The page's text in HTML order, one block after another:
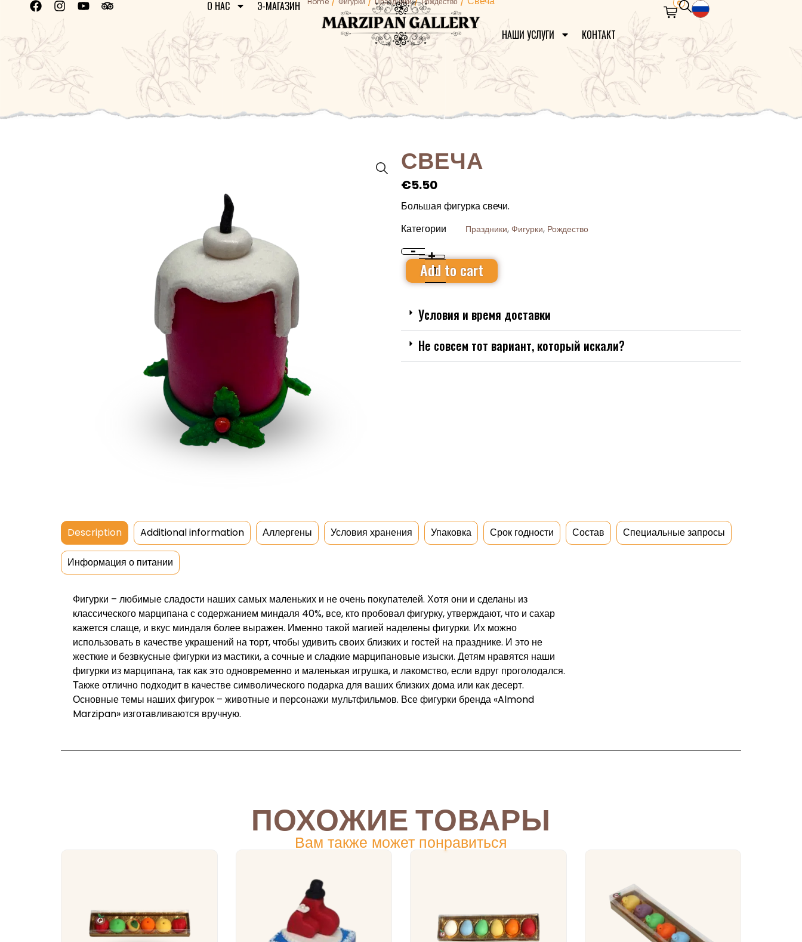
О НАС
Э-МАГАЗИН
НАШИ УСЛУГИ
КОНТАКТ
0
Пожалуйста, попробуйте добавить больше
символов в результаты поиска или другое
ключевое слово.
СВЕЧА
€5.50
Большая фигурка свечи.
Категории
Праздники, Фигурки, Рождество
- +
Add to cart
Условия и время доставки
Не совсем тот вариант, который искали?
Description Additional information Аллергены Условия хранения Упаковка Срок годности Состав Специальные запросы
Информация о питании
Фигурки – любимые сладости наших самых маленьких и не очень покупателей. Хотя они и сделаны из
классического марципана с содержанием миндаля 40%, все, кто пробовал фигурку, утверждают, что и сахар
кажется слаще, и вкус миндаля более выражен. Именно такой магией наделены фигурки. Их можно
использовать в качестве украшений на торт, чтобы удивить своих близких и гостей на празднике. И это не
жесткие и безвкусные фигурки из мастики, а сочные и сладкие марципановые изыски. Детям нравятся наши
фигурки из марципана, так как это одновременно и маленькая игрушка, и лакомство, если вдруг проголодался.
Также отлично подходит в качестве символического подарка для ваших близких дома или как десерт.
Основные темы наших фигурок – животные и персонажи мультфильмов. Все фигурки бренда «Almond
Marzipan» изготавливаются вручную.
ПОХОЖИЕ ТОВАРЫ
Вам также может понравиться